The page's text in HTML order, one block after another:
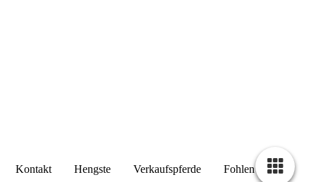
Kontakt Hengste VerkaufspferdeFohlen